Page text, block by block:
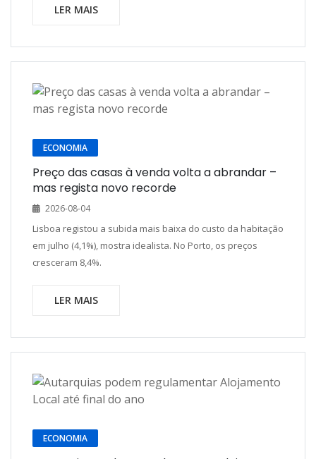
LER MAIS
ECONOMIA
Preço das casas à venda volta a abrandar –
mas regista novo recorde
2026-08-04
Lisboa registou a subida mais baixa do custo da habitação
em julho (4,1%), mostra idealista. No Porto, os preços
cresceram 8,4%.
LER MAIS
ECONOMIA